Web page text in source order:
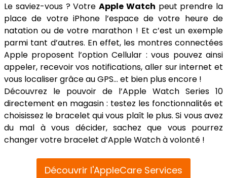
Le saviez-vous ? Votre Apple Watch peut prendre la
place de votre iPhone l’espace de votre heure de
natation ou de votre marathon ! Et c’est un exemple
parmi tant d’autres. En effet, les montres connectées
Apple proposent l’option Cellular : vous pouvez ainsi
appeler, recevoir vos notifications, aller sur internet et
vous localiser grâce au GPS… et bien plus encore !
Découvrez le pouvoir de l’Apple Watch Series 10
directement en magasin : testez les fonctionnalités et
choisissez le bracelet qui vous plaît le plus. Si vous avez
du mal à vous décider, sachez que vous pourrez
changer votre bracelet d’Apple Watch à volonté !
Découvrir l'AppleCare Services